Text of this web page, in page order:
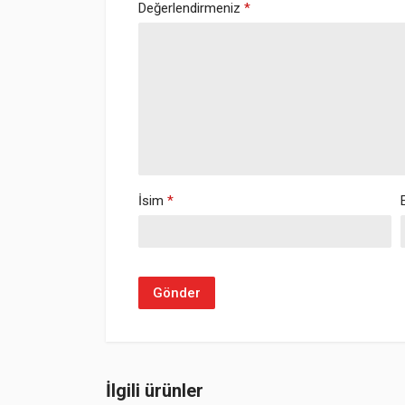
Değerlendirmeniz *
İsim *
İlgili ürünler